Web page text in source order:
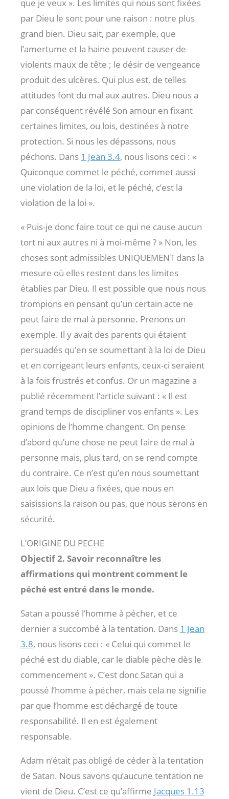
que je veux ». Les limites qui nous sont fixées
par Dieu le sont pour une raison : notre plus
grand bien. Dieu sait, par exemple, que
l’amertume et la haine peuvent causer de
violents maux de tête ; le désir de vengeance
produit des ulcères. Qui plus est, de telles
attitudes font du mal aux autres. Dieu nous a
par conséquent révélé Son amour en fixant
certaines limites, ou lois, destinées à notre
protection. Si nous les dépassons, nous
péchons. Dans 1 Jean 3.4, nous lisons ceci : «
Quiconque commet le péché, commet aussi
une violation de la loi, et le péché, c’est la
violation de la loi ».
« Puis-je donc faire tout ce qui ne cause aucun
tort ni aux autres ni à moi-même ? » Non, les
choses sont admissibles UNIQUEMENT dans la
mesure où elles restent dans les limites
établies par Dieu. Il est possible que nous nous
trompions en pensant qu’un certain acte ne
peut faire de mal à personne. Prenons un
exemple. Il y avait des parents qui étaient
persuadés qu’en se soumettant à la loi de Dieu
et en corrigeant leurs enfants, ceux-ci seraient
à la fois frustrés et confus. Or un magazine a
publié récemment l’article suivant : « Il est
grand temps de discipliner vos enfants ». Les
opinions de l’homme changent. On pense
d’abord qu’une chose ne peut faire de mal à
personne mais, plus tard, on se rend compte
du contraire. Ce n’est qu’en nous soumettant
aux lois que Dieu a fixées, que nous en
saisissions la raison ou pas, que nous serons en
sécurité.
L’ORIGINE DU PECHE
Objectif 2. Savoir reconnaître les
affirmations qui montrent comment le
péché est entré dans le monde.
Satan a poussé l’homme à pécher, et ce
dernier a succombé à la tentation. Dans 1 Jean
3.8, nous lisons ceci : « Celui qui commet le
péché est du diable, car le diable pèche dès le
commencement ». C’est donc Satan qui a
poussé l’homme à pécher, mais cela ne signifie
par que l’homme est déchargé de toute
responsabilité. Il en est également
responsable.
Adam n’était pas obligé de céder à la tentation
de Satan. Nous savons qu’aucune tentation ne
vient de Dieu. C’est ce qu’affirme Jacques 1.13